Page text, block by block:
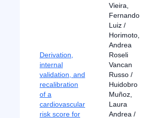
Derivation,
internal
validation, and
recalibration
of a
cardiovascular
risk score for
Vieira,
Fernando
Luiz /
Horimoto,
Andrea
Roseli
Vancan
Russo /
Huidobro
Muñoz,
Laura
Andrea /